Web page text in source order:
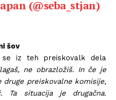
(@seba_stjan)
šov
iz teh preiskovalk dela
ne obrazložiš. In če je
druge preiskovalne komisije,
situacija je drugačna.